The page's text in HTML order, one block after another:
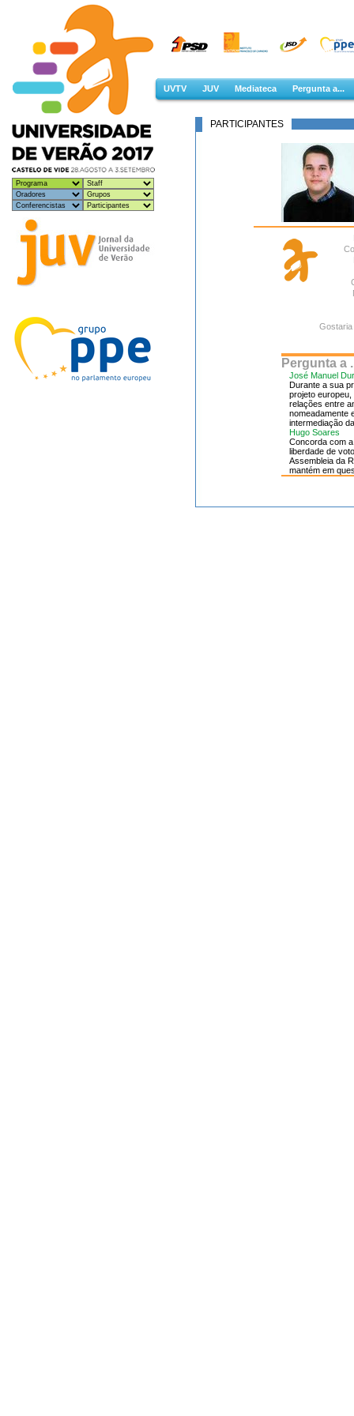
UVTV JUV Mediateca Pergunta a...
PARTICIPANTES
Gostaria
Pergunta a
José Manuel
Durante a sua
projeto
relações entre
nomeadamente
intermediação
Hugo Soares
Concorda com
liberdade de
Assembleia da
mantém em